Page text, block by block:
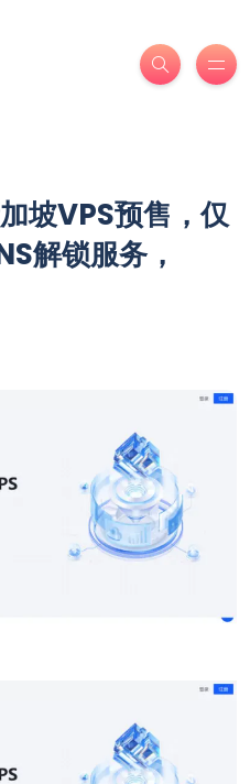
坡VPS预售，仅
解锁服务，